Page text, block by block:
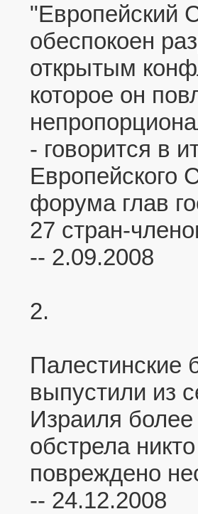
"Европейский
обеспокоен
открытым
которое он
- говорится в
Европейского
форума глав
27 стран-
-- 2.09.2008
2.
Палестинские
выпустили из
Израиля более
обстрела
повреждено
-- 24.12.2008